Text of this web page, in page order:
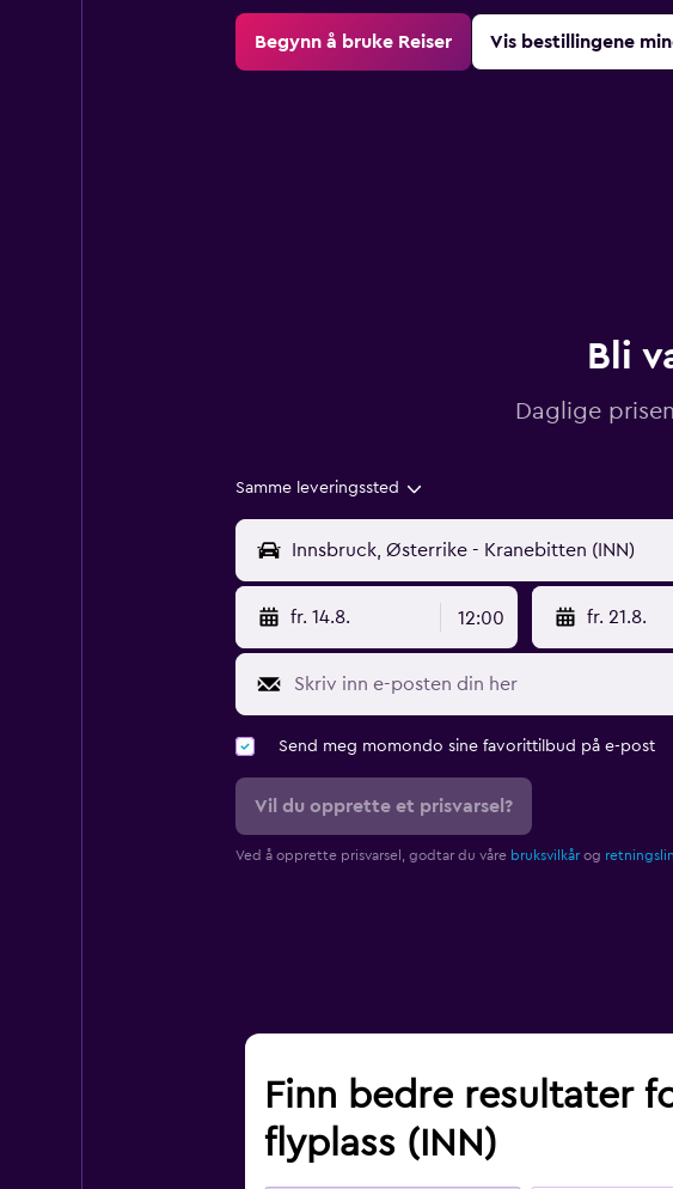
Begynn å bruke Reiser Vis bestillingene
Bli
Daglige
Samme leveringssted
fr. 14.8. 12:00 fr. 21.8.
Send meg momondo sine favorittilbud på e-post
Vil du opprette et prisvarsel?
Ved å opprette prisvarsel, godtar du våre bruksvilkårog
Finn bedre resultater
flyplass (INN)